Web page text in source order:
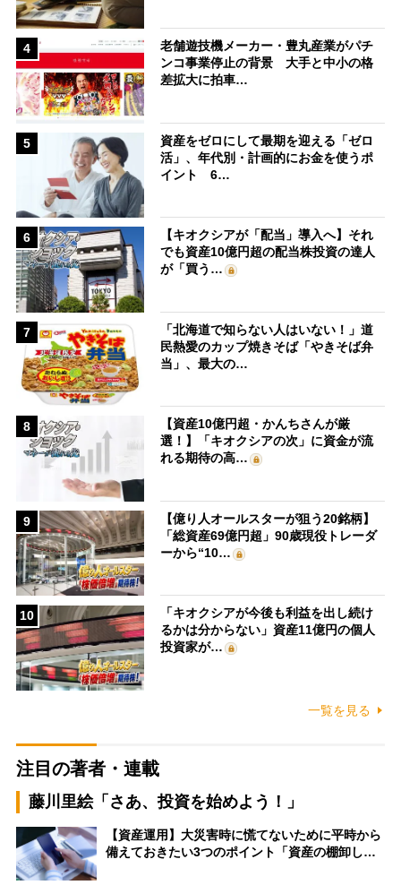
4
老舗遊技機メーカー・豊丸産業がパチ
ンコ事業停止の背景 大手と中小の格
差拡大に拍車…
5
資産をゼロにして最期を迎える「ゼロ
活」、年代別・計画的にお金を使うポ
イント 6…
6
【キオクシアが「配当」導入へ】それ
でも資産10億円超の配当株投資の達人
が「買う…
7
「北海道で知らない人はいない！」道
民熱愛のカップ焼きそば「やきそば弁
当」、最大の…
8
【資産10億円超・かんちさんが厳
選！】「キオクシアの次」に資金が流
れる期待の高…
9
【億り人オールスターが狙う20銘柄】
「総資産69億円超」90歳現役トレーダ
ーから“10…
10
「キオクシアが今後も利益を出し続け
るかは分からない」資産11億円の個人
投資家が…
一覧を見る
注目の著者・連載
藤川里絵「さあ、投資を始めよう！」
【資産運用】大災害時に慌てないために平時から
備えておきたい3つのポイント「資産の棚卸し…